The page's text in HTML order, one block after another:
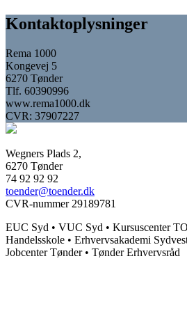
Kontaktoplysninger
Rema 1000
Kongevej 5
6270 Tønder
Tlf. 60390996
www.rema1000.dk
CVR: 37907227
Wegners Plads 2,
6270 Tønder
74 92 92 92
toender@toender.dk
CVR-nummer 29189781
EUC Syd • VUC Syd • Kursuscenter
Handelsskole • Erhvervsakademi
Jobcenter Tønder • Tønder Erhvervsråd